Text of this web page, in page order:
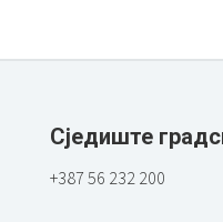
Сједиште
+387 56 232 200